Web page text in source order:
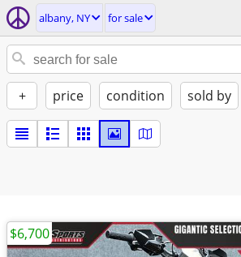
albany, NY for sale
+ price condition sold by
$6,700